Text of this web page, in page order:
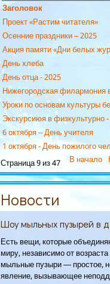
Заголовок
Проект «Растим читателя»
Осенние праздники – 2025
Акция памяти «Дни белых
День хлеба
День отца - 2025
Нижегородская филармония
Уроки по основам культуры
Экскурсиюя в физкультурно
6 октября – День учителя
1 октября - День пожилого
Страница 9 из 47
В начало
Новости
Шоу мыльных пузырей в
Есть вещи, которые
миру, независимо от
мыльные пузыри — простое,
явление, вызывающее